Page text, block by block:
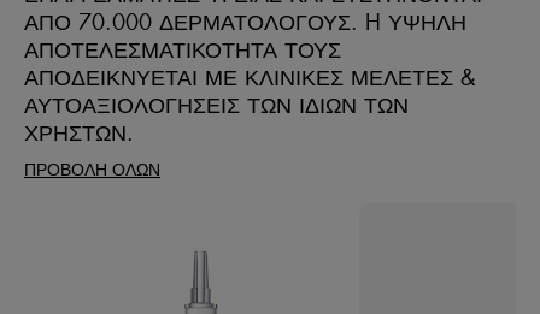
ΑΠΟ 70.000 ΔΕΡΜΑΤΟΛΟΓΟΥΣ. H ΥΨΗΛΗ
ΑΠΟΤΕΛΕΣΜΑΤΙΚΟΤΗΤΑ ΤΟΥΣ
ΑΠΟΔΕΙΚΝΥΕΤΑΙ ΜΕ ΚΛΙΝΙΚΕΣ ΜΕΛΕΤΕΣ &
ΑΥΤΟΑΞΙΟΛΟΓΗΣΕΙΣ ΤΩΝ ΙΔΙΩΝ ΤΩΝ
ΧΡΗΣΤΩΝ​.
ΠΡΟΒΟΛΗ ΟΛΩΝ